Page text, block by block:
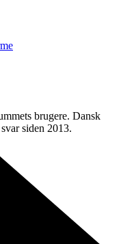
brugere. Dansk
siden 2013.